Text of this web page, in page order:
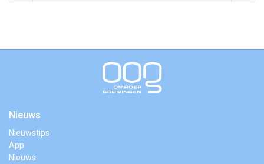
Nieuws
Nieuwstips
App
Nieuws